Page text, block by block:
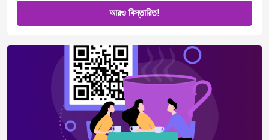
আরও বিস্তারিত!